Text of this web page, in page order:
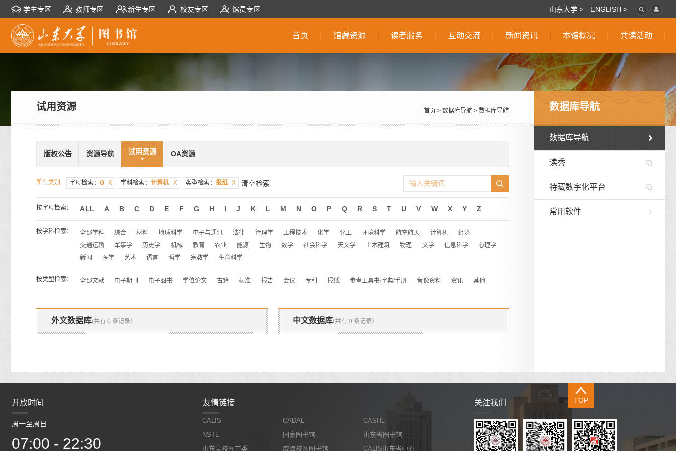
学生专区 教师专区 新生专区 校友专区 馆员专区 山东大学 > ENGLISH >
首页 馆藏资源 读者服务 互动交流 新闻资讯 本馆概况 共读活动
数据库导航
数据库导航
读秀
特藏数字化平台
常用软件
试用资源 首页 > 数据库导航 > 数据库导航
版权公告 资源导航 试用资源 OA资源
所有类别 字母检索： G X 学科检索： 计算机 X 类型检索： 报纸 X 清空检索
按字母检索： ALL A B C D E F G H I J K L M N O P Q R S T U V W X Y Z
按学科检索： 全部学科 综合 材料 地球科学 电子与通讯 法律 管理学 工程技术 化学 化工 环境科学 航空航天 计算机
经济
交通运输
军事学 历史学 机械 教育 农业 能源 生物 数学 社会科学 天文学 土木建筑 物理 文学 信息科学
心理学
新闻
医学 艺术 语言 哲学 宗教学 生命科学
按类型检索： 全部文献 电子期刊 电子图书 学位论文 古籍 标准 报告 会议 专利 报纸 参考工具书/字典/手册 音像资料 资讯 其他
外文数据库(共有 0 条记录） 中文数据库(共有 0 条记录）
TOP
开放时间
周一至周日
07:00 - 22:30 07:00 - 22:30
友情链接
CALIS CADAL
CASHL
NSTL
国家图书馆
山东省图书馆
山东高校图工委
威海校区图书馆 CALIS山东省中心
关注我们